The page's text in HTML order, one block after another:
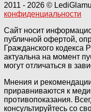
2011 - 2026 ©
конфиденциальности
Сайт носит
публичной офертой,
Гражданского
актуальна на момент
могут отличаться в
Мнения и
приравниваются к
противопоказания.
консультируйтесь со